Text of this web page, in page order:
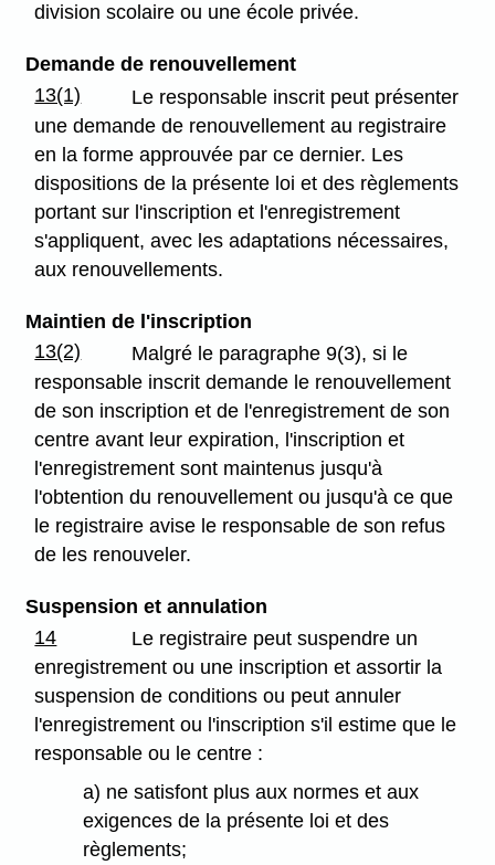
division scolaire ou une école privée.
Demande de renouvellement
13(1)
Le responsable inscrit peut présenter
une demande de renouvellement au registraire
en la forme approuvée par ce dernier. Les
dispositions de la présente loi et des règlements
portant sur l'inscription et l'enregistrement
s'appliquent, avec les adaptations nécessaires,
aux renouvellements.
Maintien de l'inscription
13(2)
Malgré le paragraphe 9(3), si le
responsable inscrit demande le renouvellement
de son inscription et de l'enregistrement de son
centre avant leur expiration, l'inscription et
l'enregistrement sont maintenus jusqu'à
l'obtention du renouvellement ou jusqu'à ce que
le registraire avise le responsable de son refus
de les renouveler.
Suspension et annulation
14
Le registraire peut suspendre un
enregistrement ou une inscription et assortir la
suspension de conditions ou peut annuler
l'enregistrement ou l'inscription s'il estime que le
responsable ou le centre :
a) ne satisfont plus aux normes et aux
exigences de la présente loi et des
règlements;